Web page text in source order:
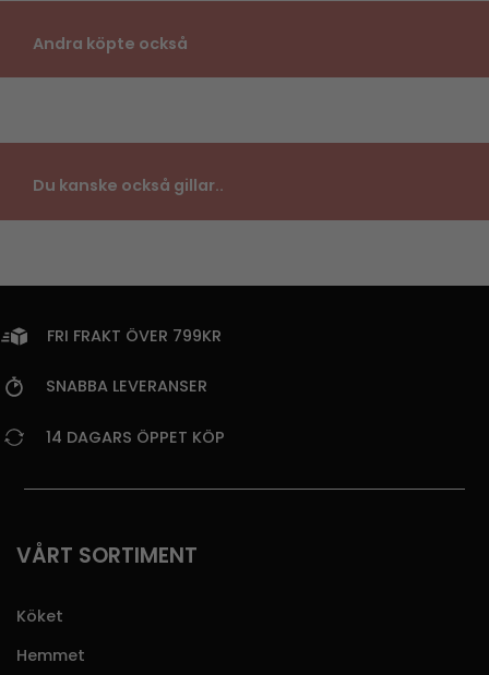
Andra köpte också
Du kanske också gillar..
FRI FRAKT ÖVER 799KR
SNABBA LEVERANSER
14 DAGARS ÖPPET KÖP
VÅRT SORTIMENT
Köket
Hemmet